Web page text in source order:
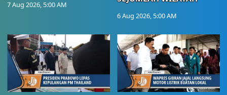
7 Aug 2026, 5:00 AM
6 Aug 2026, 5:00 AM